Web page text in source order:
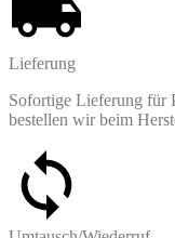
Lieferung
Sofortige Lieferung für
bestellen wir beim